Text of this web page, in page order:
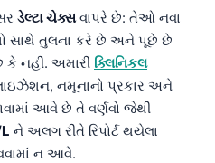
ડેલ્ટા ચેક્સવાપરે છે: તેઓ નવા
સાથે તુલના કરે છે અને પૂછે છે
નહીં. અમારી ક્લિનિકલ
નમૂનાનો પ્રકાર અને
આવે છે તે વર્ણવો જેથી
ને અલગ રીતે રિપોર્ટ થયેલા
ન આવે.